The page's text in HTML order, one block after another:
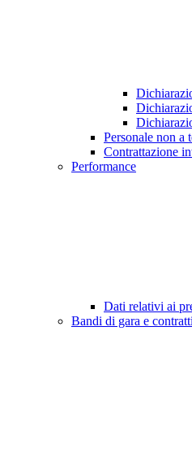
Personale non a
Contrattazione
Performance
Dati relativi ai
Bandi di gara e contratti